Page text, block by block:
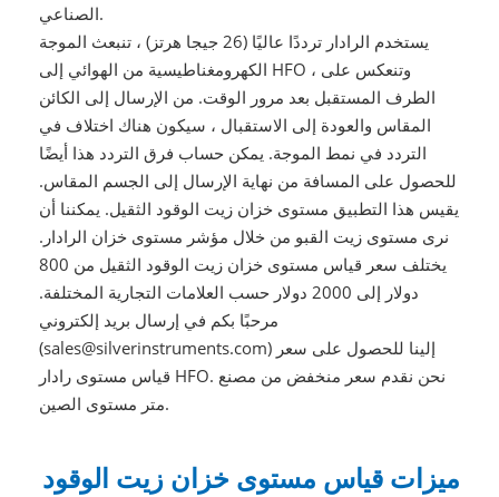
الصناعي.
يستخدم الرادار ترددًا عاليًا (26 جيجا هرتز) ، تنبعث الموجة
الكهرومغناطيسية من الهوائي إلى HFO ، وتنعكس على
الطرف المستقبل بعد مرور الوقت. من الإرسال إلى الكائن
المقاس والعودة إلى الاستقبال ، سيكون هناك اختلاف في
التردد في نمط الموجة. يمكن حساب فرق التردد هذا أيضًا
للحصول على المسافة من نهاية الإرسال إلى الجسم المقاس.
يقيس هذا التطبيق مستوى خزان زيت الوقود الثقيل. يمكننا أن
نرى مستوى زيت القبو من خلال مؤشر مستوى خزان الرادار.
يختلف سعر قياس مستوى خزان زيت الوقود الثقيل من 800
دولار إلى 2000 دولار حسب العلامات التجارية المختلفة.
مرحبًا بكم في إرسال بريد إلكتروني
(sales@silverinstruments.com) إلينا للحصول على سعر
قياس مستوى رادار HFO. نحن نقدم سعر منخفض من مصنع
متر مستوى الصين.
ميزات قياس مستوى خزان زيت الوقود